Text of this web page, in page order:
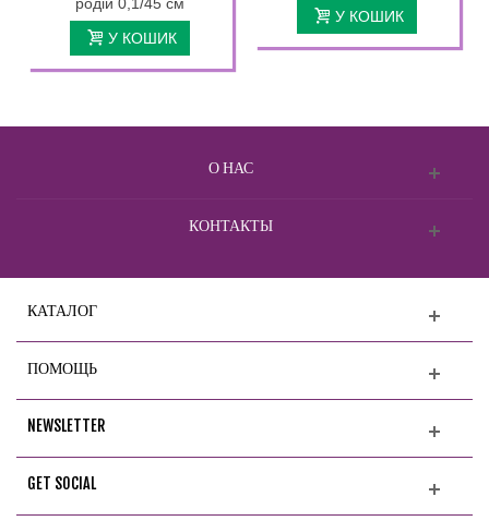
У КОШИК
У КОШИК
О НАС
КОНТАКТЫ
КАТАЛОГ
ПОМОЩЬ
NEWSLETTER
GET SOCIAL